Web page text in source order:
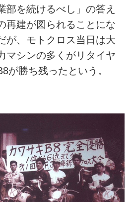
部を続けるべし」の答え
再建が図られることにな
が、モトクロス当日は大
マシンの多くがリタイヤ
が勝ち残ったという。